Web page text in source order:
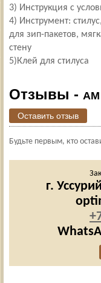
3) Инструкция с
4) Инструмент:
для зип-пакетов,
стену
5)Клей для стилуса
Отзывы -
Оставить отзыв
Будьте первым, кто
г.